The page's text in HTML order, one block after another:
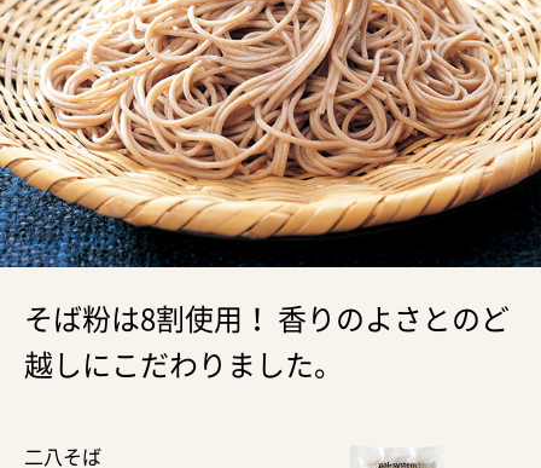
そば粉は8割使用！ 香りのよさとのど
越しにこだわりました。
二八そば